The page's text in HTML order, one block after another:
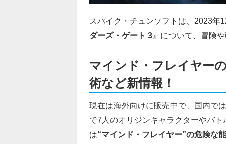
スパイク・チュンソフトは、2023年
ダーズ・ゲート 3 』について、冒険
マインド・フレイヤー
術など新情報！
現在は海外向けに販売中で、国内で
で7人のオリジンキャラクターやバ
は“マインド・フレイヤー”の危険な